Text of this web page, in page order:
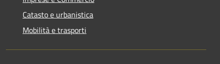
Catasto e urbanistica
Mobilità e trasporti